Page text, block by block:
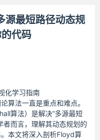
源最短路径动态规
代码
化学习指南
算法一直是重点和难点。
算法）是解决“多源最短
者而言，理解其动态规划的
本文将深入剖析Floyd算